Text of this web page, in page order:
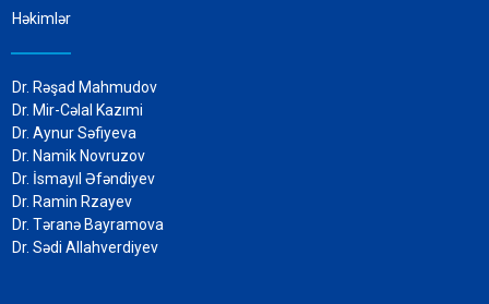
Həkimlər
Dr. Rəşad Mahmudov
Dr. Mir-Cəlal Kazımi
Dr. Aynur Səfiyeva
Dr. Namik Novruzov
Dr. İsmayıl Əfəndiyev
Dr. Ramin Rzayev
Dr. Təranə Bayramova
Dr. Sədi Allahverdiyev